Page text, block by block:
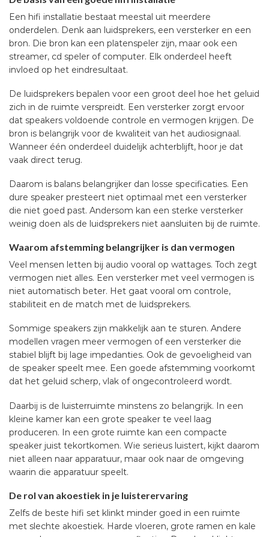
Een hifi installatie bestaat meestal uit meerdere
onderdelen. Denk aan luidsprekers, een versterker en een
bron. Die bron kan een platenspeler zijn, maar ook een
streamer, cd speler of computer. Elk onderdeel heeft
invloed op het eindresultaat.
De luidsprekers bepalen voor een groot deel hoe het geluid
zich in de ruimte verspreidt. Een versterker zorgt ervoor
dat speakers voldoende controle en vermogen krijgen. De
bron is belangrijk voor de kwaliteit van het audiosignaal.
Wanneer één onderdeel duidelijk achterblijft, hoor je dat
vaak direct terug.
Daarom is balans belangrijker dan losse specificaties. Een
dure speaker presteert niet optimaal met een versterker
die niet goed past. Andersom kan een sterke versterker
weinig doen als de luidsprekers niet aansluiten bij de ruimte.
Waarom afstemming belangrijker is dan vermogen
Veel mensen letten bij audio vooral op wattages. Toch zegt
vermogen niet alles. Een versterker met veel vermogen is
niet automatisch beter. Het gaat vooral om controle,
stabiliteit en de match met de luidsprekers.
Sommige speakers zijn makkelijk aan te sturen. Andere
modellen vragen meer vermogen of een versterker die
stabiel blijft bij lage impedanties. Ook de gevoeligheid van
de speaker speelt mee. Een goede afstemming voorkomt
dat het geluid scherp, vlak of ongecontroleerd wordt.
Daarbij is de luisterruimte minstens zo belangrijk. In een
kleine kamer kan een grote speaker te veel laag
produceren. In een grote ruimte kan een compacte
speaker juist tekortkomen. Wie serieus luistert, kijkt daarom
niet alleen naar apparatuur, maar ook naar de omgeving
waarin die apparatuur speelt.
De rol van akoestiek in je luisterervaring
Zelfs de beste hifi set klinkt minder goed in een ruimte
met slechte akoestiek. Harde vloeren, grote ramen en kale